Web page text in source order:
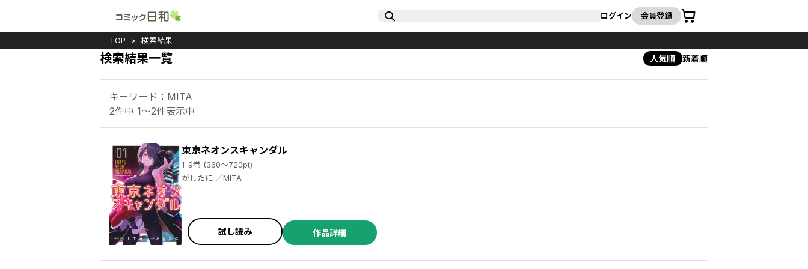
ログイン 会員登録
カート
TOP 検索結果
検索結果一覧 人気順 新着順
キーワード：MITA
2件中 1～2件表示中
東京ネオンスキャンダル
1-9巻 (360～720pt)
がしたに ／MITA
試し読み 作品詳細